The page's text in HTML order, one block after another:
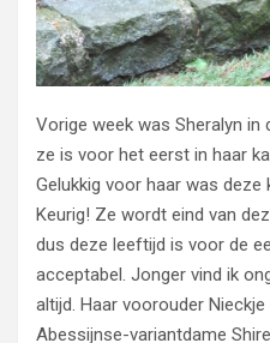
Vorige week was Sheralyn in
ze is voor het eerst in haar
Gelukkig voor haar was
Keurig! Ze wordt eind van
dus deze leeftijd is voor de
acceptabel. Jonger vind ik
altijd. Haar voorouder
Abessijnse-variantdame